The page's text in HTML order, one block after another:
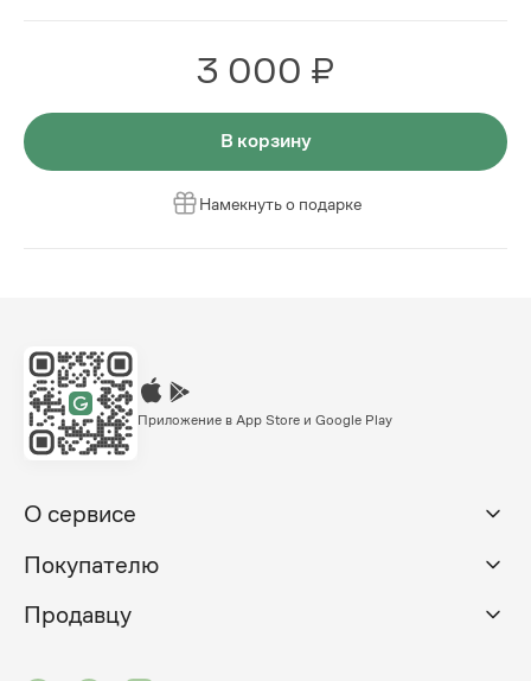
3 000 ₽
В корзину
Намекнуть о подарке
Приложение в App Store и Google Play
О сервисе
Покупателю
Продавцу